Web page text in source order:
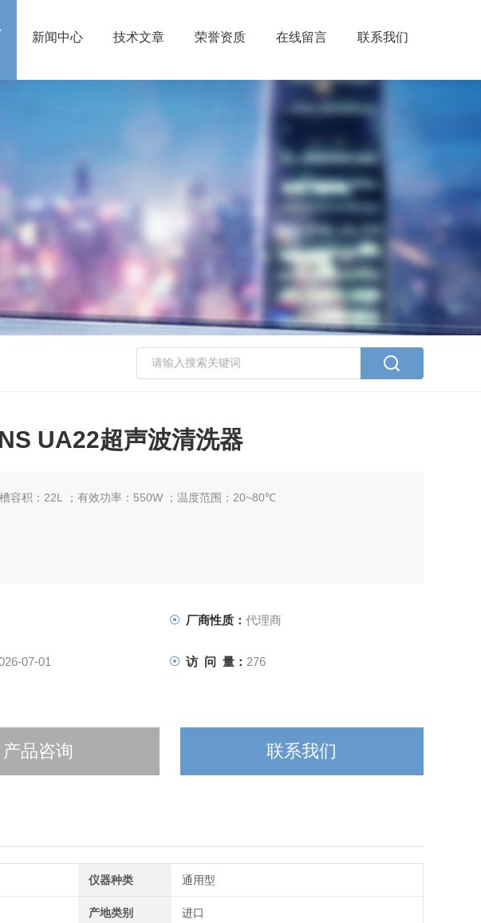
新闻中心 技术文章 荣誉资质 在线留言 联系我们
UA22超声波清洗器
容积：22L ；有效功率：550W ；温度范围：20~80℃
厂商性质： 代理商
07-01 访 问 量： 276
产品咨询 联系我们
仪器种类 通用型
产地类别 进口